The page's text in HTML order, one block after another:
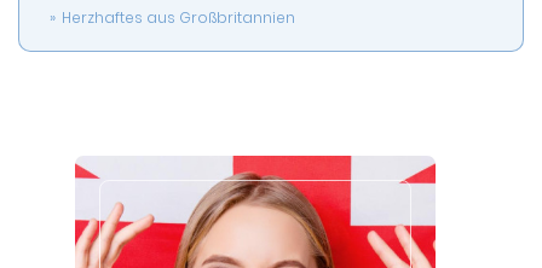
Herzhaftes aus Großbritannien